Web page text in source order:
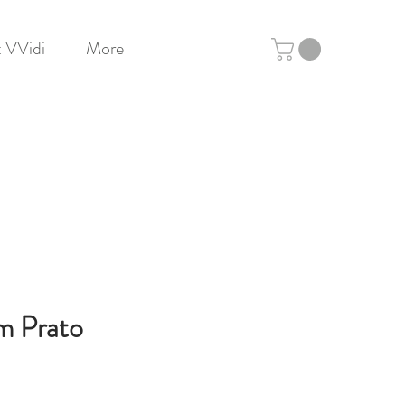
More
Prato